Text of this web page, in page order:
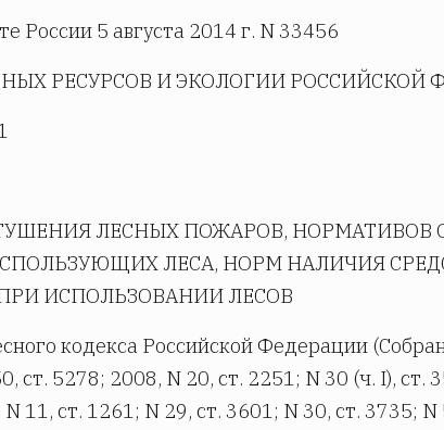
России 5 августа 2014 г. N 33456
РЕСУРСОВ И ЭКОЛОГИИ РОССИЙСКОЙ
ЛЕСНЫХ ПОЖАРОВ, НОРМАТИВОВ
ЛЕСА, НОРМ НАЛИЧИЯ
ИСПОЛЬЗОВАНИИ ЛЕСОВ
кодекса Российской Федерации
ст. 5278; 2008, N 20, ст. 2251; N 30 (ч. I), ст.
11, ст. 1261; N 29, ст. 3601; N 30, ст. 3735;